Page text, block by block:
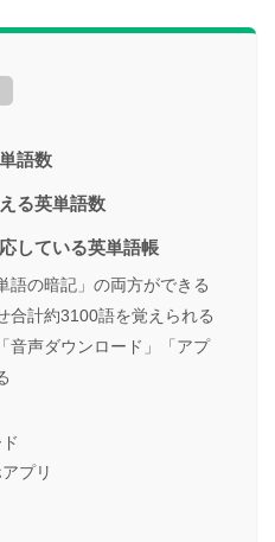
語数
る英単語数
している英単語帳
語の暗記」の両方ができる
合計約3100語を覚えられる
音声ダウンロード」「アプ
プリ